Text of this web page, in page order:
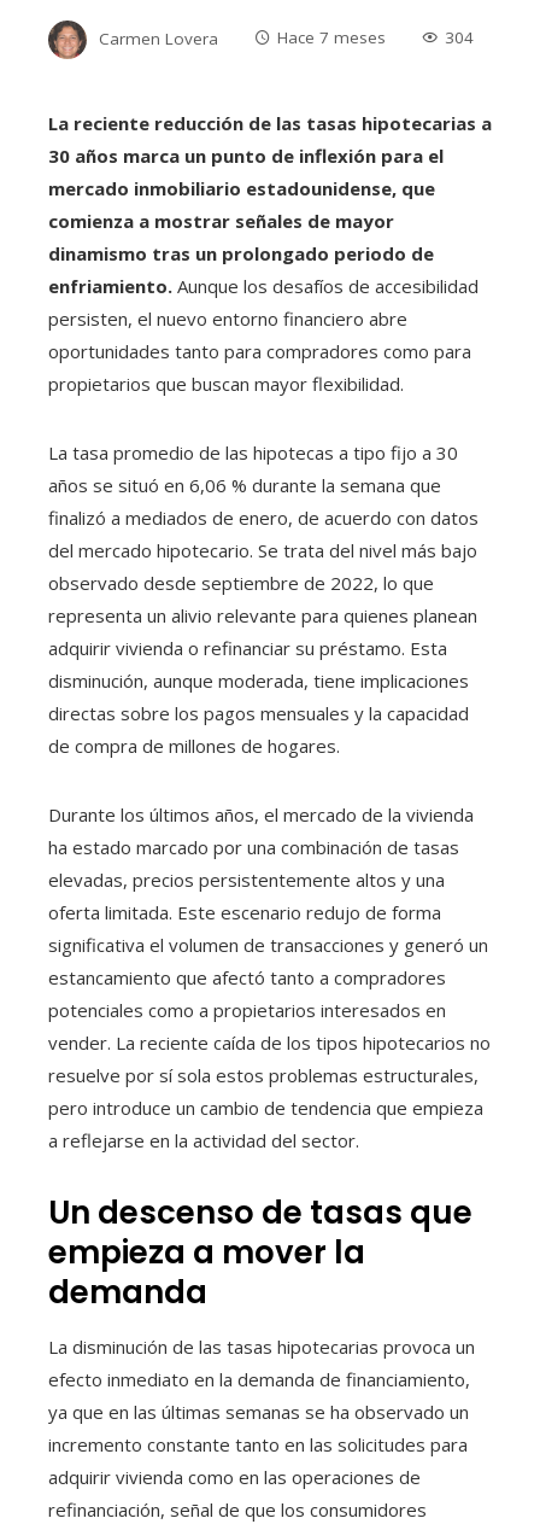
Carmen Lovera Hace 7 meses 304
La reciente reducción de las tasas hipotecarias a
30 años marca un punto de inflexión para el
mercado inmobiliario estadounidense, que
comienza a mostrar señales de mayor
dinamismo tras un prolongado periodo de
enfriamiento. Aunque los desafíos de accesibilidad
persisten, el nuevo entorno financiero abre
oportunidades tanto para compradores como para
propietarios que buscan mayor flexibilidad.
La tasa promedio de las hipotecas a tipo fijo a 30
años se situó en 6,06 % durante la semana que
finalizó a mediados de enero, de acuerdo con datos
del mercado hipotecario. Se trata del nivel más bajo
observado desde septiembre de 2022, lo que
representa un alivio relevante para quienes planean
adquirir vivienda o refinanciar su préstamo. Esta
disminución, aunque moderada, tiene implicaciones
directas sobre los pagos mensuales y la capacidad
de compra de millones de hogares.
Durante los últimos años, el mercado de la vivienda
ha estado marcado por una combinación de tasas
elevadas, precios persistentemente altos y una
oferta limitada. Este escenario redujo de forma
significativa el volumen de transacciones y generó un
estancamiento que afectó tanto a compradores
potenciales como a propietarios interesados en
vender. La reciente caída de los tipos hipotecarios no
resuelve por sí sola estos problemas estructurales,
pero introduce un cambio de tendencia que empieza
a reflejarse en la actividad del sector.
Un descenso de tasas que
empieza a mover la
demanda
La disminución de las tasas hipotecarias provoca un
efecto inmediato en la demanda de financiamiento,
ya que en las últimas semanas se ha observado un
incremento constante tanto en las solicitudes para
adquirir vivienda como en las operaciones de
refinanciación, señal de que los consumidores